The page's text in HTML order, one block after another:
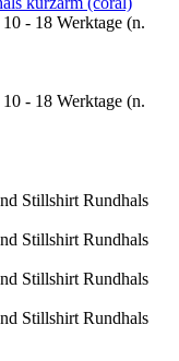
10 - 18 Werktage (n.
10 - 18 Werktage (n.